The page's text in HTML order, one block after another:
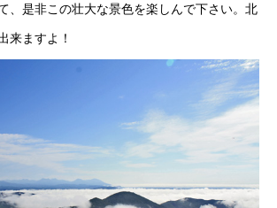
、是非この壮大な景色を楽しんで下さい。北
来ますよ！